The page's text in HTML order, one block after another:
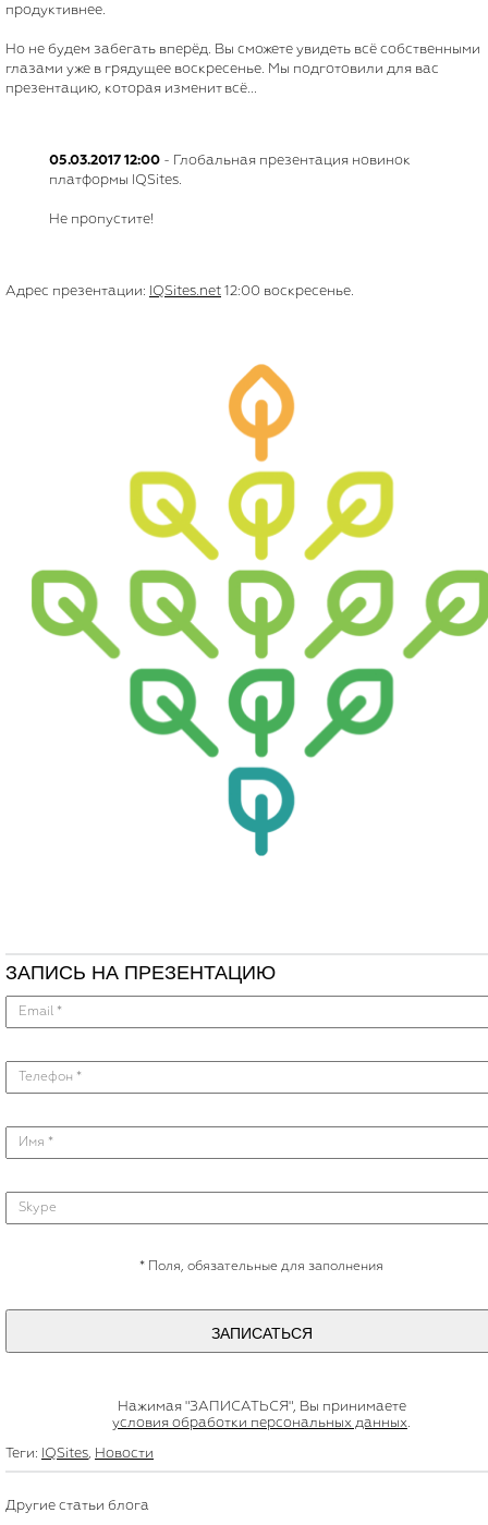
продуктивнее.
Но не будем забегать вперёд. Вы сможете увидеть всё собственными
глазами уже в грядущее воскресенье. Мы подготовили для вас
презентацию, которая изменит всё...
05.03.2017 12:00 - Глобальная презентация новинок
платформы IQSites.
Не пропустите!
Адрес презентации: IQSites.net 12:00 воскресенье.
ЗАПИСЬ НА ПРЕЗЕНТАЦИЮ
* Поля, обязательные для заполнения
ЗАПИСАТЬСЯ
Нажимая "ЗАПИСАТЬСЯ", Вы принимаете
условия обработки персональных данных.
Теги: IQSites, Новости
Другие статьи блога